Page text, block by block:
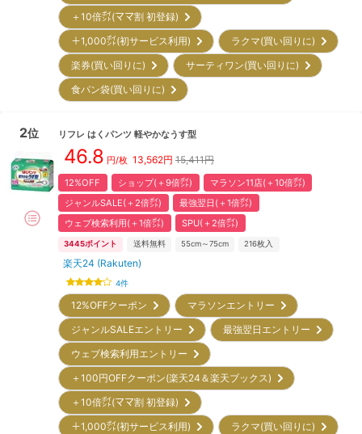
＋10倍㌽(ママ割 初登録)
＋1,000㌽(初サービス利用)
ラクマ(買い回りに)
楽券(買い回りに)
サーティワン(買い回りに)
食パン袋(買い回りに)
2位 リフレ はくパンツ 軽やかなうす型
46.8 円/枚 13,562円 15,411円
12%OFF ショップ(＋9倍㌽)
マラソン11店(＋10倍㌽)
ジャンルSALE(＋2倍㌽)
最強翌日(＋1倍㌽)
ウェブ検索利用(＋1倍㌽)
SPU(＋2倍㌽)
3445ポイント 送料無料 55cm～75cm 216枚入
楽天24 (Rakuten)
4件
12%OFFクーポン
マラソンエントリー
ジャンルSALEエントリー
最強翌日エントリー
ウェブ検索利用エントリー
＋100円OFFクーポン(楽天24＆楽天ブックス)
＋10倍㌽(ママ割 初登録)
＋1,000㌽(初サービス利用)
ラクマ(買い回りに)